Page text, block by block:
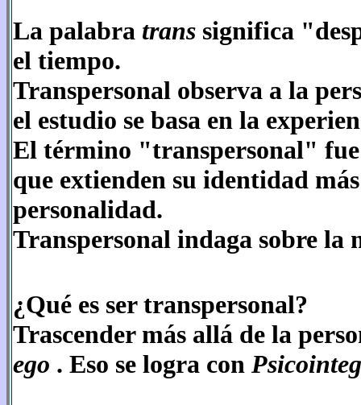
La palabra trans significa
el tiempo.
Transpersonal observa a la
el estudio se basa en la
El término "transpersonal" fue
que extienden su identidad
personalidad.
Transpersonal indaga sobre la
¿Qué es ser transpersonal?
Trascender más allá de la
ego . Eso se logra con